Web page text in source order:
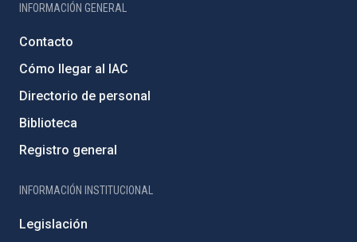
INFORMACIÓN GENERAL
Contacto
Cómo llegar al IAC
Directorio de personal
Biblioteca
Registro general
INFORMACIÓN INSTITUCIONAL
Legislación